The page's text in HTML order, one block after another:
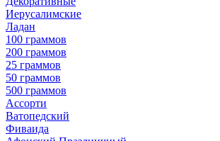
Иерусалимские
Ладан
100 граммов
200 граммов
25 граммов
50 граммов
500 граммов
Ассорти
Ватопедский
Фиваида